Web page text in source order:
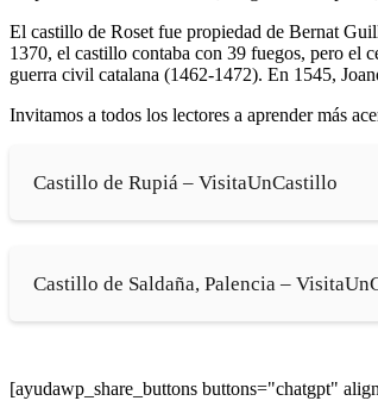
El castillo de Roset fue propiedad de Bernat
1370, el castillo contaba con 39 fuegos, pero el
guerra civil catalana (1462-1472). En 1545,
Invitamos a todos los lectores a aprender más
Castillo de Rupiá – VisitaUnCastillo
Castillo de Saldaña, Palencia –
[ayudawp_share_buttons buttons="chatgpt"